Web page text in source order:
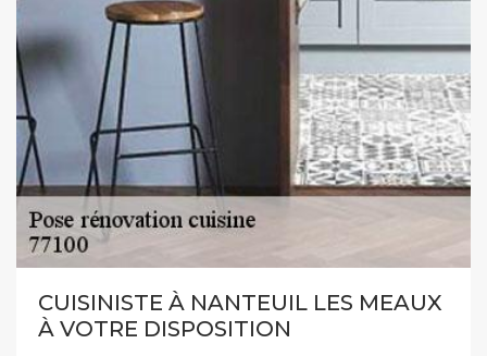
CUISINISTE À NANTEUIL LES MEAUX
À VOTRE DISPOSITION